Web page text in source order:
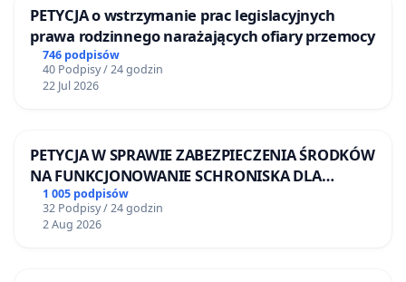
PETYCJA o wstrzymanie prac legislacyjnych
prawa rodzinnego narażających ofiary przemocy
746 podpisów
40 Podpisy / 24 godzin
22 Jul 2026
PETYCJA W SPRAWIE ZABEZPIECZENIA ŚRODKÓW
NA FUNKCJONOWANIE SCHRONISKA DLA
BEZDOMNYCH ZWIERZĄT W SKARYSZEWIE
1 005 podpisów
32 Podpisy / 24 godzin
2 Aug 2026